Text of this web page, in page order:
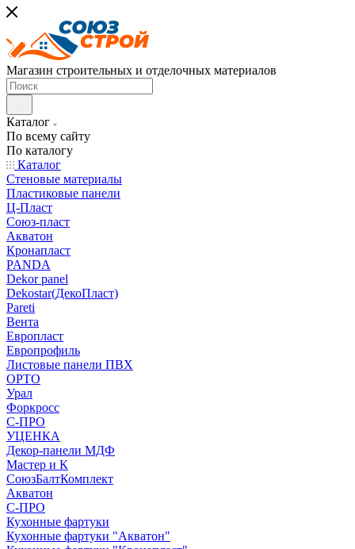
Магазин строительных и отделочных материалов
Каталог
По всему сайту
По каталогу
Каталог
Стеновые материалы
Пластиковые панели
Ц-Пласт
Союз-пласт
Акватон
Кронапласт
PANDA
Dekor panel
Dekostar(ДекоПласт)
Pareti
Вента
Европласт
Европрофиль
Листовые панели ПВХ
ОРТО
Урал
Форкросс
С-ПРО
УЦЕНКА
Декор-панели МДФ
Мастер и К
СоюзБалтКомплект
Акватон
С-ПРО
Кухонные фартуки
Кухонные фартуки "Акватон"